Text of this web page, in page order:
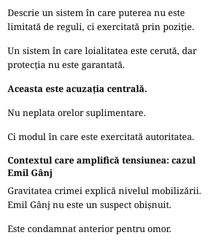
Descrie un sistem în care puterea nu este
limitată de reguli, ci exercitată prin poziție.
Un sistem în care loialitatea este cerută, dar
protecția nu este garantată.
Aceasta este acuzația centrală.
Nu neplata orelor suplimentare.
Ci modul în care este exercitată autoritatea.
Contextul care amplifică tensiunea: cazul
Emil Gânj
Gravitatea crimei explică nivelul mobilizării.
Emil Gânj nu este un suspect obișnuit.
Este condamnat anterior pentru omor.